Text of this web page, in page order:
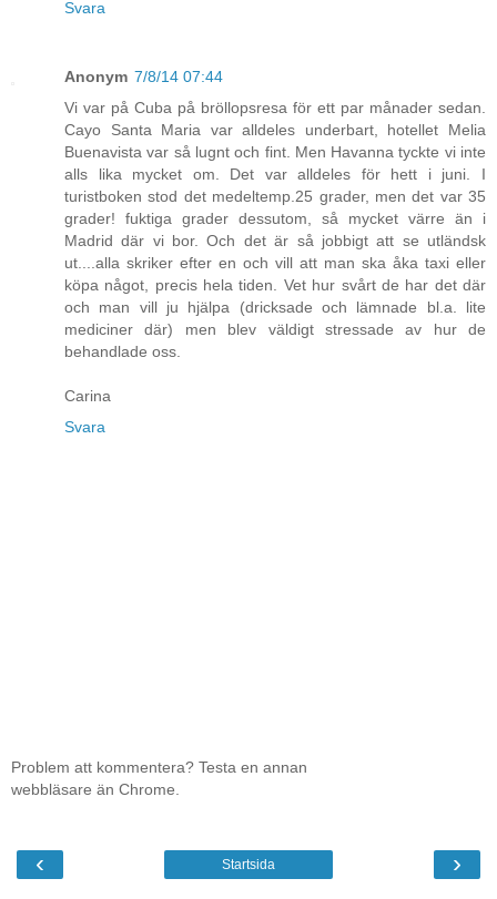
Svara
Anonym 7/8/14 07:44
Vi var på Cuba på bröllopsresa för ett par månader sedan.
Cayo Santa Maria var alldeles underbart, hotellet Melia
Buenavista var så lugnt och fint. Men Havanna tyckte vi inte
alls lika mycket om. Det var alldeles för hett i juni. I
turistboken stod det medeltemp.25 grader, men det var 35
grader! fuktiga grader dessutom, så mycket värre än i
Madrid där vi bor. Och det är så jobbigt att se utländsk
ut....alla skriker efter en och vill att man ska åka taxi eller
köpa något, precis hela tiden. Vet hur svårt de har det där
och man vill ju hjälpa (dricksade och lämnade bl.a. lite
mediciner där) men blev väldigt stressade av hur de
behandlade oss.
Carina
Svara
Problem att kommentera? Testa en annan
webbläsare än Chrome.
‹ ›
Startsida